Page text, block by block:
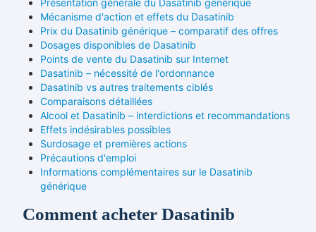
Présentation générale du Dasatinib générique
Mécanisme d'action et effets du Dasatinib
Prix du Dasatinib générique – comparatif des offres
Dosages disponibles de Dasatinib
Points de vente du Dasatinib sur Internet
Dasatinib – nécessité de l'ordonnance
Dasatinib vs autres traitements ciblés
Comparaisons détaillées
Alcool et Dasatinib – interdictions et recommandations
Effets indésirables possibles
Surdosage et premières actions
Précautions d'emploi
Informations complémentaires sur le Dasatinib
générique
Comment acheter Dasatinib